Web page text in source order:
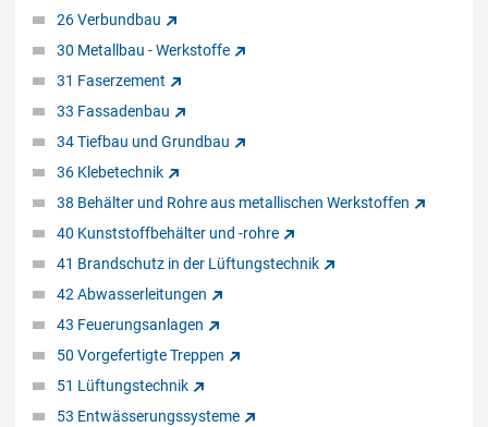
26 Verbundbau
30 Metallbau - Werkstoffe
31 Faserzement
33 Fassadenbau
34 Tiefbau und Grundbau
36 Klebetechnik
38 Behälter und Rohre aus metallischen Werkstoffen
40 Kunststoffbehälter und -rohre
41 Brandschutz in der Lüftungstechnik
42 Abwasserleitungen
43 Feuerungsanlagen
50 Vorgefertigte Treppen
51 Lüftungstechnik
53 Entwässerungssysteme